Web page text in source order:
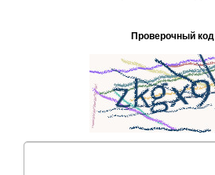
Проверочный код